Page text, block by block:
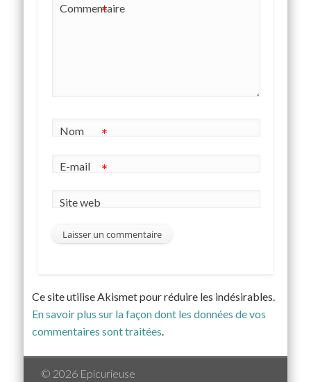
Commentaire
*
Nom *
E-mail *
Site web
Ce site utilise Akismet pour réduire les indésirables.
En savoir plus sur la façon dont les données de vos
commentaires sont traitées.
© 2026 Epicurieuse